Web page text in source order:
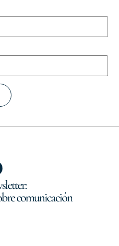
comunicación